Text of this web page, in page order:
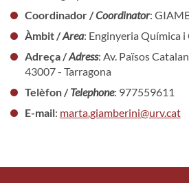
Coordinador /Coordinator:
Àmbit /Area: Enginyeria Química
Adreça /Adress: Av. Països
43007 - Tarragona
Telèfon /Telephone: 977559611
E-mail: marta.giamberini@urv.cat